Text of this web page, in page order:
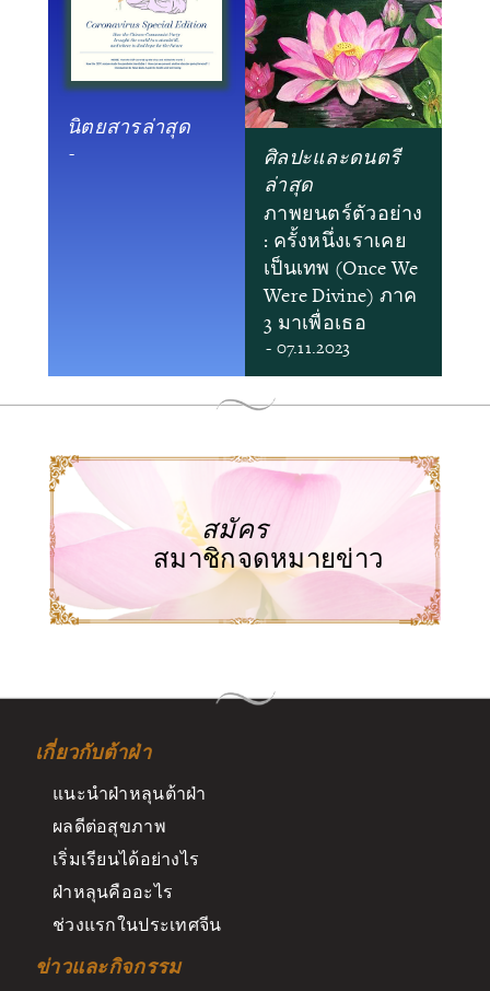
นิตยสารล่าสุด
-
ศิลปะและดนตรี
ล่าสุด
ภาพยนตร์ตัวอย่าง
: ครั้งหนึ่งเราเคย
เป็นเทพ (Once We
Were Divine) ภาค
3 มาเพื่อเธอ
- 07.11.2023
สมัคร
สมาชิกจดหมายข่าว
เกี่ยวกับต้าฝ่า
แนะนำฝ่าหลุนต้าฝ่า
ผลดีต่อสุขภาพ
เริ่มเรียนได้อย่างไร
ฝ่าหลุนคืออะไร
ช่วงแรกในประเทศจีน
ข่าวและกิจกรรม